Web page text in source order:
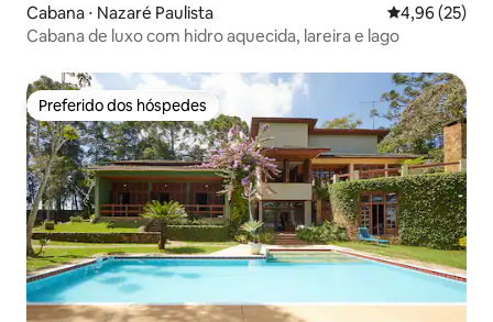
Cabana ⋅ Nazaré Paulista 4,96 de uma
4,96 (25)
Cabana de luxo com hidro aquecida, lareira e lago
Preferido dos hóspedes
Preferido dos hóspedes